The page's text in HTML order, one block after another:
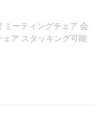
ミーティングチェア 会
ア スタッキング可能